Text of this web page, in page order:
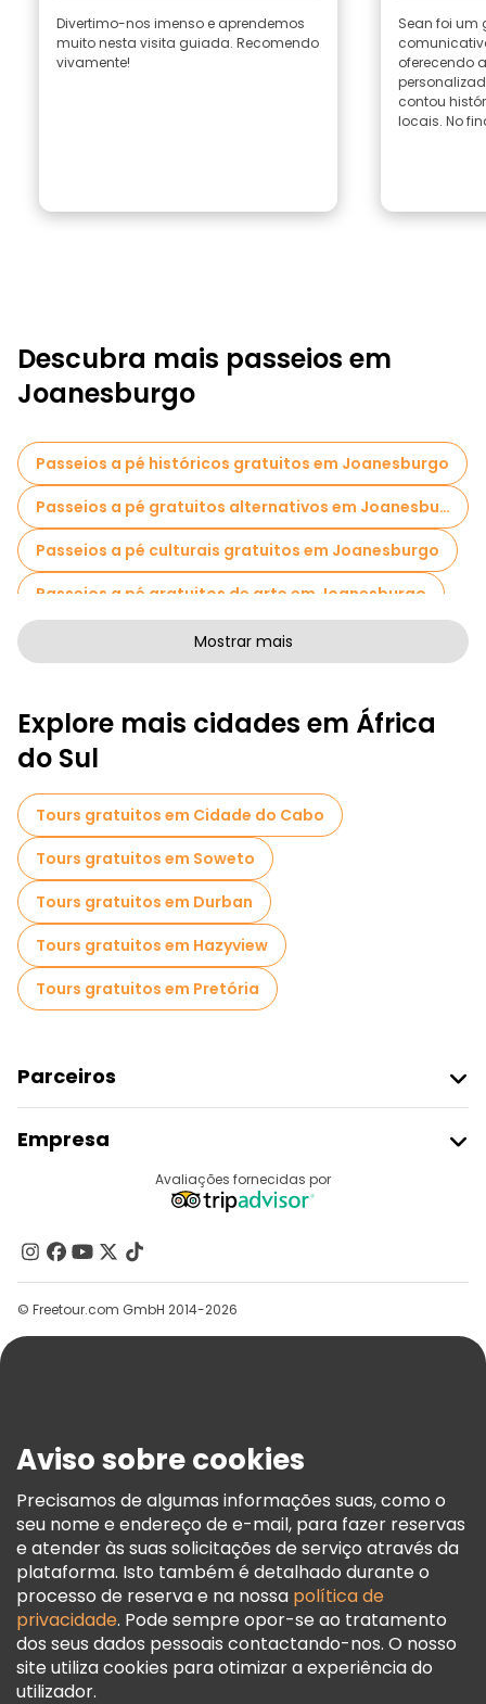
Divertimo-nos imenso e aprendemos
muito nesta visita guiada. Recomendo
vivamente!
Sean foi um
oferecendo
personalizadas à rota
contou
locais. No
Descubra mais passeios em
Joanesburgo
Passeios a pé históricos gratuitos em Joanesburgo
Passeios a pé gratuitos alternativos em Joanesburgo
Passeios a pé culturais gratuitos em Joanesburgo
Passeios a pé gratuitos de arte em Joanesburgo
Atividades esportivas em Joanesburgo
Passeios fotográficos em Joanesburgo
Museus em Joanesburgo
Visitas ao mercado em Joanesburgo
Visitas de degustação locais em Joanesburgo
Passeios gratuitos de um dia em Joanesburgo
Passeios a pé noturnos gratuitos em Joanesburgo
Passeios gratuitos perto SOWETO TOWERS
Passeios gratuitos perto VILAKAZI STREET TOURISM
Mostrar mais
Explore mais cidades em África
do Sul
Tours gratuitos em Cidade do Cabo
Tours gratuitos em Soweto
Tours gratuitos em Durban
Tours gratuitos em Hazyview
Tours gratuitos em Pretória
Parceiros
Registo Do Fornecedor
Programa De Afiliados
Empresa
Contacte-Nos
Grupos
Ajuda
Termos E Informações Legais
Política De Cookies
Freetour Prémios
Programa De Fidelidade
Avaliações fornecidas por
© Freetour.com GmbH 2014-2026
Aviso sobre cookies
Precisamos de algumas informações suas, como o
seu nome e endereço de e-mail, para fazer reservas
e atender às suas solicitações de serviço através da
plataforma. Isto também é detalhado durante o
processo de reserva e na nossa política de
privacidade. Pode sempre opor-se ao tratamento
dos seus dados pessoais contactando-nos. O nosso
site utiliza cookies para otimizar a experiência do
utilizador.